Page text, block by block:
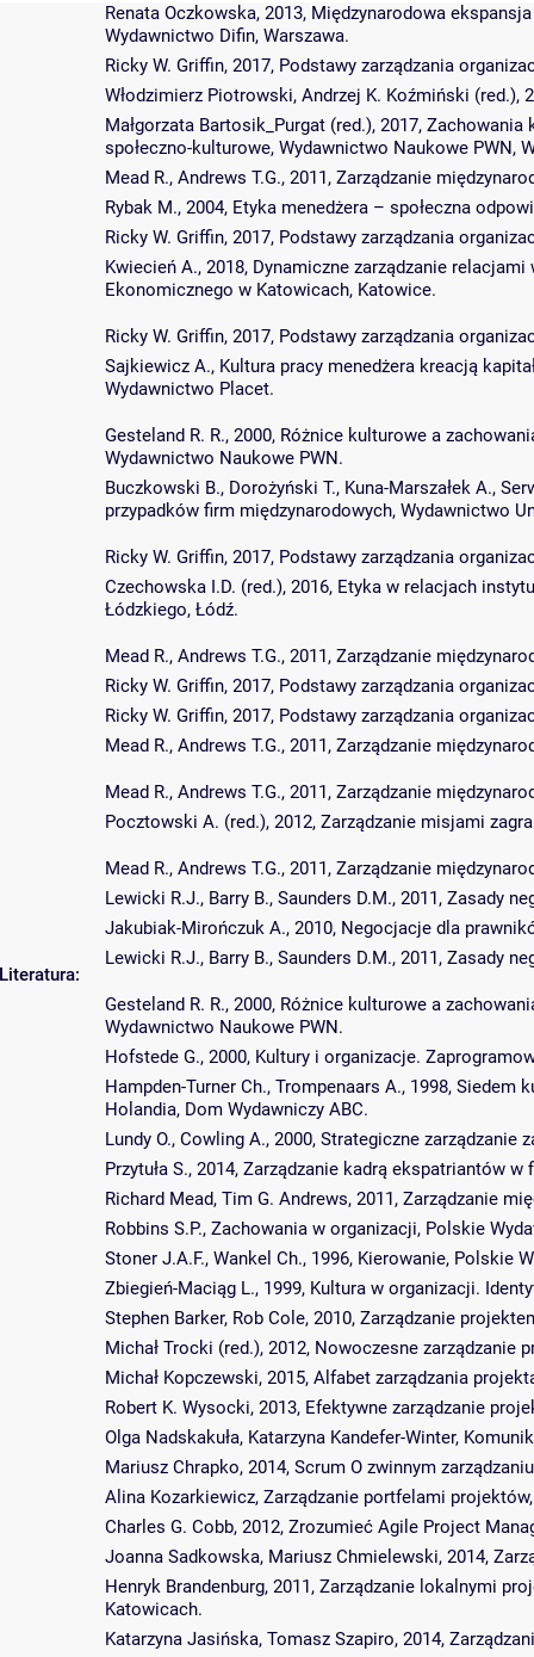
Literatura:
Renata Oczkowska, 2013, Międzynarodowa
Wydawnictwo Difin, Warszawa.
Ricky W. Griffin, 2017, Podstawy zarządzania
Włodzimierz Piotrowski, Andrzej K. Koźmiński (red.),
Małgorzata Bartosik_Purgat (red.), 2017,
społeczno-kulturowe, Wydawnictwo Naukowe PWN,
Mead R., Andrews T.G., 2011, Zarządzanie
Rybak M., 2004, Etyka menedżera – społeczna
Ricky W. Griffin, 2017, Podstawy zarządzania
Kwiecień A., 2018, Dynamiczne zarządzanie
Ekonomicznego w Katowicach, Katowice.
Ricky W. Griffin, 2017, Podstawy zarządzania
Sajkiewicz A., Kultura pracy menedżera kreacją
Wydawnictwo Placet.
Gesteland R. R., 2000, Różnice kulturowe a
Wydawnictwo Naukowe PWN.
Buczkowski B., Dorożyński T., Kuna-Marszałek A.,
przypadków firm międzynarodowych, Wydawnictwo
Ricky W. Griffin, 2017, Podstawy zarządzania
Czechowska I.D. (red.), 2016, Etyka w relacjach
Łódzkiego, Łódź.
Mead R., Andrews T.G., 2011, Zarządzanie
Ricky W. Griffin, 2017, Podstawy zarządzania
Ricky W. Griffin, 2017, Podstawy zarządzania
Mead R., Andrews T.G., 2011, Zarządzanie
Mead R., Andrews T.G., 2011, Zarządzanie
Pocztowski A. (red.), 2012, Zarządzanie misjami
Mead R., Andrews T.G., 2011, Zarządzanie
Lewicki R.J., Barry B., Saunders D.M., 2011, Zasady
Jakubiak-Mirończuk A., 2010, Negocjacje dla
Lewicki R.J., Barry B., Saunders D.M., 2011, Zasady
Gesteland R. R., 2000, Różnice kulturowe a
Wydawnictwo Naukowe PWN.
Hofstede G., 2000, Kultury i organizacje.
Hampden-Turner Ch., Trompenaars A., 1998,
Holandia, Dom Wydawniczy ABC.
Lundy O., Cowling A., 2000, Strategiczne
Przytuła S., 2014, Zarządzanie kadrą ekspatriantów
Richard Mead, Tim G. Andrews, 2011, Zarządzanie
Robbins S.P., Zachowania w organizacji, Polskie
Stoner J.A.F., Wankel Ch., 1996, Kierowanie, Polskie
Zbiegień-Maciąg L., 1999, Kultura w organizacji.
Stephen Barker, Rob Cole, 2010, Zarządzanie
Michał Trocki (red.), 2012, Nowoczesne
Michał Kopczewski, 2015, Alfabet zarządzania
Robert K. Wysocki, 2013, Efektywne zarządzanie
Olga Nadskakuła, Katarzyna Kandefer-Winter,
Mariusz Chrapko, 2014, Scrum O zwinnym
Alina Kozarkiewicz, Zarządzanie portfelami
Charles G. Cobb, 2012, Zrozumieć Agile Project
Joanna Sadkowska, Mariusz Chmielewski, 2014,
Henryk Brandenburg, 2011, Zarządzanie lokalnymi
Katowicach.
Katarzyna Jasińska, Tomasz Szapiro, 2014,